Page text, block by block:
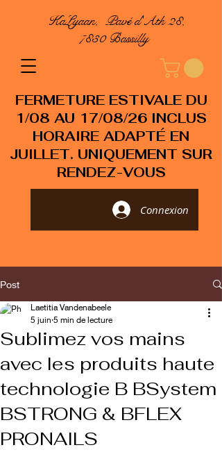
KaLyaan, Pavé d'Ath 28,
7830 Bassilly
Connexion
FERMETURE ESTIVALE DU
1/08 AU 17/08/26 INCLUS
HORAIRE ADAPTÉ EN
JUILLET. UNIQUEMENT SUR
RENDEZ-VOUS
Post
Sublimez vos mains
avec les produits haute
technologie B BSystem
BSTRONG & BFLEX
PRONAILS
Laetitia Vandenabeele
5 juin 5 min de lecture